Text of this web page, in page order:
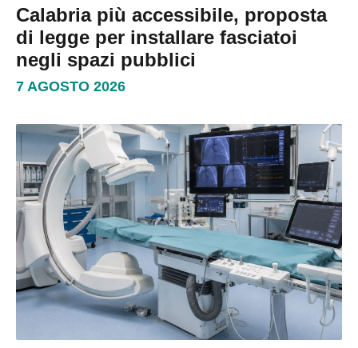
Calabria più accessibile, proposta
di legge per installare fasciatoi
negli spazi pubblici
7 AGOSTO 2026